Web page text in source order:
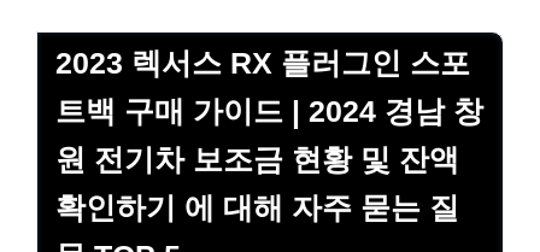
2023 렉서스 RX 플러그인 스포
트백 구매 가이드 | 2024 경남 창
원 전기차 보조금 현황 및 잔액
확인하기 에 대해 자주 묻는 질